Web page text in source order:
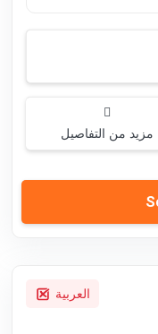
مزيد من التفاصيل
العربية